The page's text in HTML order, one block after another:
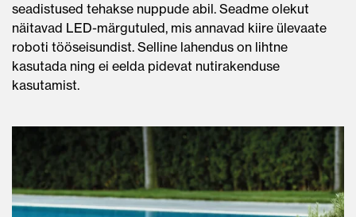
seadistused tehakse nuppude abil. Seadme olekut
näitavad LED-märgutuled, mis annavad kiire ülevaate
roboti tööseisundist. Selline lahendus on lihtne
kasutada ning ei eelda pidevat nutirakenduse
kasutamist.